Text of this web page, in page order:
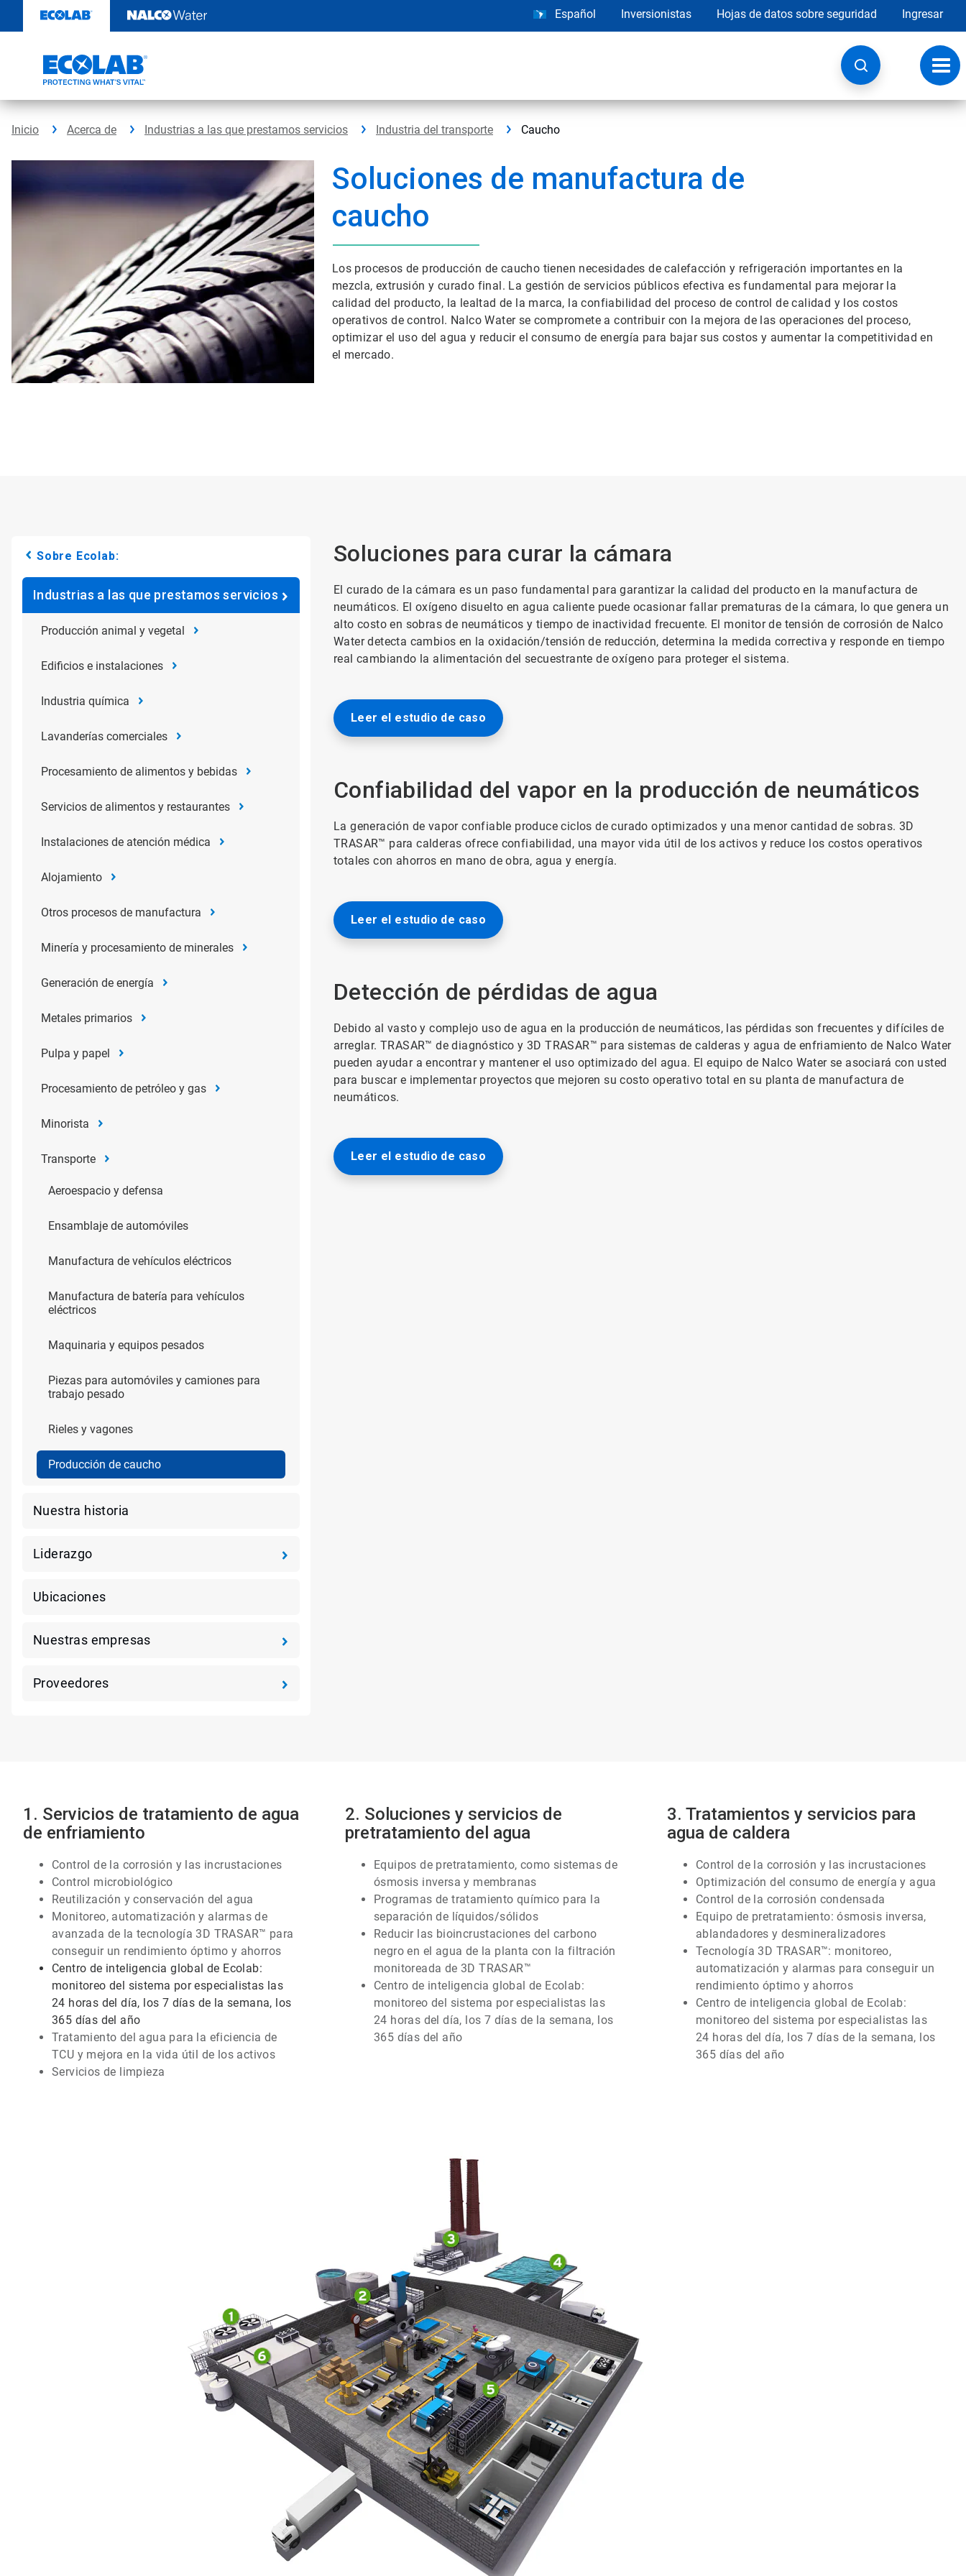
contenido
Español Inversionistas Hojas de datos sobre seguridad Ingresar
de
Inicio Acerca de Industrias a las que prestamos servicios Industria del transporte Caucho
Soluciones de manufactura de
caucho
Los procesos de producción de caucho tienen necesidades de calefacción y refrigeración importantes en la
mezcla, extrusión y curado final. La gestión de servicios públicos efectiva es fundamental para mejorar la
calidad del producto, la lealtad de la marca, la confiabilidad del proceso de control de calidad y los costos
operativos de control. Nalco Water se compromete a contribuir con la mejora de las operaciones del proceso,
optimizar el uso del agua y reducir el consumo de energía para bajar sus costos y aumentar la competitividad en
el mercado.
Sobre Ecolab:
Industrias a las que prestamos servicios
Producción animal y vegetal
Edificios e instalaciones
Industria química
Lavanderías comerciales
Procesamiento de alimentos y bebidas
Servicios de alimentos y restaurantes
Instalaciones de atención médica
Alojamiento
Otros procesos de manufactura
Minería y procesamiento de minerales
Generación de energía
Metales primarios
Pulpa y papel
Procesamiento de petróleo y gas
Minorista
Transporte
Aeroespacio y defensa
Ensamblaje de automóviles
Manufactura de vehículos eléctricos
Manufactura de batería para vehículos
eléctricos
Maquinaria y equipos pesados
Piezas para automóviles y camiones para
trabajo pesado
Rieles y vagones
Producción de caucho
Nuestra historia
Liderazgo
Ubicaciones
Nuestras empresas
Proveedores
Soluciones para curar la cámara
El curado de la cámara es un paso fundamental para garantizar la calidad del producto en la manufactura de
neumáticos. El oxígeno disuelto en agua caliente puede ocasionar fallar prematuras de la cámara, lo que genera un
alto costo en sobras de neumáticos y tiempo de inactividad frecuente. El monitor de tensión de corrosión de Nalco
Water detecta cambios en la oxidación/tensión de reducción, determina la medida correctiva y responde en tiempo
real cambiando la alimentación del secuestrante de oxígeno para proteger el sistema.
Leer el estudio de caso
Confiabilidad del vapor en la producción de neumáticos
La generación de vapor confiable produce ciclos de curado optimizados y una menor cantidad de sobras. 3D
TRASAR™ para calderas ofrece confiabilidad, una mayor vida útil de los activos y reduce los costos operativos
totales con ahorros en mano de obra, agua y energía.
Leer el estudio de caso
Detección de pérdidas de agua
Debido al vasto y complejo uso de agua en la producción de neumáticos, las pérdidas son frecuentes y difíciles de
arreglar. TRASAR™ de diagnóstico y 3D TRASAR™ para sistemas de calderas y agua de enfriamiento de Nalco Water
pueden ayudar a encontrar y mantener el uso optimizado del agua. El equipo de Nalco Water se asociará con usted
para buscar e implementar proyectos que mejoren su costo operativo total en su planta de manufactura de
neumáticos.
Leer el estudio de caso
1. Servicios de tratamiento de agua
de enfriamiento
Control de la corrosión y las incrustaciones
Control microbiológico
Reutilización y conservación del agua
Monitoreo, automatización y alarmas de
avanzada de la tecnología 3D TRASAR™ para
conseguir un rendimiento óptimo y ahorros
Centro de inteligencia global de Ecolab:
monitoreo del sistema por especialistas las
24 horas del día, los 7 días de la semana, los
365 días del año
Tratamiento del agua para la eficiencia de
TCU y mejora en la vida útil de los activos
Servicios de limpieza
2. Soluciones y servicios de
pretratamiento del agua
Equipos de pretratamiento, como sistemas de
ósmosis inversa y membranas
Programas de tratamiento químico para la
separación de líquidos/sólidos
Reducir las bioincrustaciones del carbono
negro en el agua de la planta con la filtración
monitoreada de 3D TRASAR™
Centro de inteligencia global de Ecolab:
monitoreo del sistema por especialistas las
24 horas del día, los 7 días de la semana, los
365 días del año
3. Tratamientos y servicios para
agua de caldera
Control de la corrosión y las incrustaciones
Optimización del consumo de energía y agua
Control de la corrosión condensada
Equipo de pretratamiento: ósmosis inversa,
ablandadores y desmineralizadores
Tecnología 3D TRASAR™: monitoreo,
automatización y alarmas para conseguir un
rendimiento óptimo y ahorros
Centro de inteligencia global de Ecolab:
monitoreo del sistema por especialistas las
24 horas del día, los 7 días de la semana, los
365 días del año